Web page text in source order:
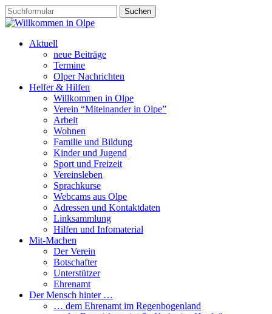
Aktuell
neue Beiträge
Termine
Olper Nachrichten
Helfer & Hilfen
Willkommen in Olpe
Verein “Miteinander in Olpe”
Arbeit
Wohnen
Familie und Bildung
Kinder und Jugend
Sport und Freizeit
Vereinsleben
Sprachkurse
Webcams aus Olpe
Adressen und Kontaktdaten
Linksammlung
Hilfen und Infomaterial
Mit-Machen
Der Verein
Botschafter
Unterstützer
Ehrenamt
Der Mensch hinter …
… dem Ehrenamt im Regenbogenland